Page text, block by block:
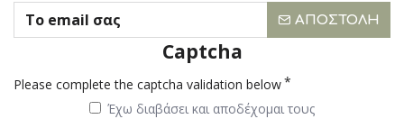
ΑΠΟΣΤΟΛΉ
Captcha
Please complete the captcha validation below
Έχω διαβάσει και αποδέχομαι τους